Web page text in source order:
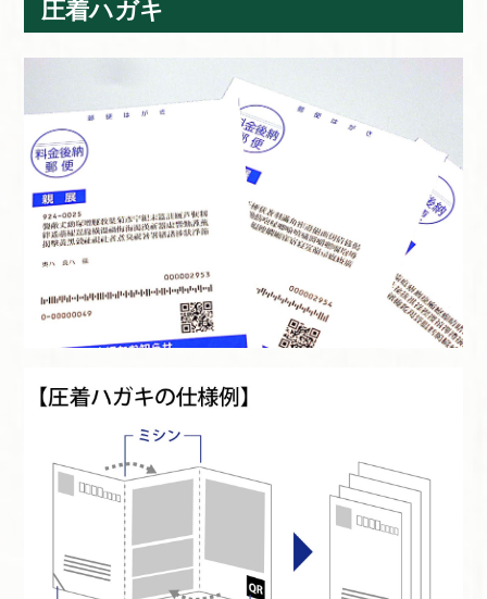
圧着ハガキ